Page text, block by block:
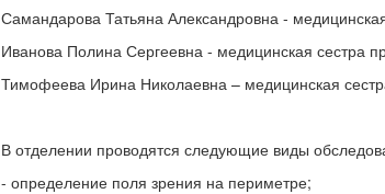
Самандарова Татьяна Александровна -
Иванова Полина Сергеевна - медицинская сестра
Тимофеева Ирина Николаевна – медицинская
В отделении проводятся следующие виды
- определение поля зрения на периметре;